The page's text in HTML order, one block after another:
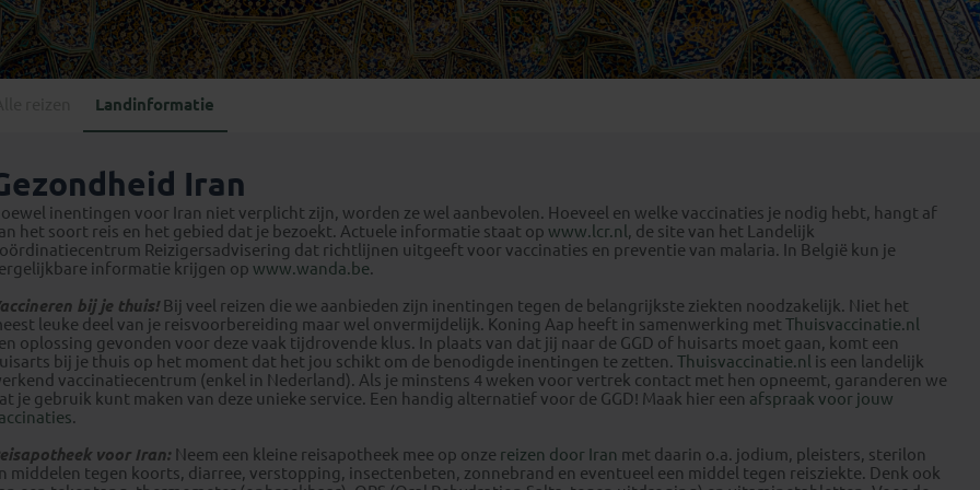
Mexico(4)
Paraguay(1)
Suriname(1)
Georgië(4)
IJsland(3)
Kosovo(1)
Montenegro (2)
Noord-Macedonië(1)
Emiraten(1)
Landinformatie
Iran
inentingen voor Iran niet verplicht zijn, worden ze wel aanbevolen. Hoeveel en welke vaccinaties je nodig hebt, hangt af
het soort reis en het gebied dat je bezoekt. Actuele informatie staat op www.lcr.nl , de site van het Landelijk
Reizigersadvisering dat richtlijnen uitgeeft voor vaccinaties en preventie van malaria. In België kun je
informatie krijgen op www.wanda.be.
bij je thuis! Bij veel reizen die we aanbieden zijn inentingen tegen de belangrijkste ziekten noodzakelijk. Niet het
leuke deel van je reisvoorbereiding maar wel onvermijdelijk. Koning Aap heeft in samenwerking met Thuisvaccinatie.nl
oplossing gevonden voor deze vaak tijdrovende klus. In plaats van dat jij naar de GGD of huisarts moet gaan, komt een
bij je thuis op het moment dat het jou schikt om de benodigde inentingen te zetten. Thuisvaccinatie.nl is een landelijk
vaccinatiecentrum (enkel in Nederland). Als je minstens 4 weken voor vertrek contact met hen opneemt, garanderen we
je gebruik kunt maken van deze unieke service. Een handig alternatief voor de GGD! Maak hier een afspraak voor jouw
.
voor Iran: Neem een kleine reisapotheek mee op onze reizen door Iran met daarin o.a. jodium, pleisters, sterilon
middelen tegen koorts, diarree, verstopping, insectenbeten, zonnebrand en eventueel een middel tegen reisziekte. Denk ook